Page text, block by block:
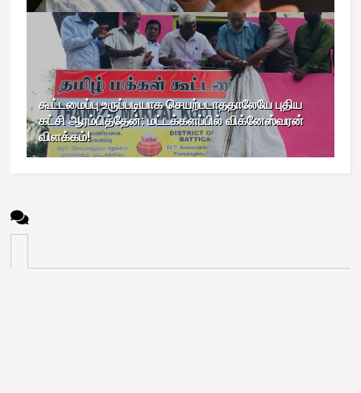
கூட்டமைப்பு உருப்படியாக செயற்படாததாலேயே புதிய
கட்சி ஆரம்பித்தேன்: மட்டக்களப்பில் விக்னேஸ்வரன்
விளக்கம்!